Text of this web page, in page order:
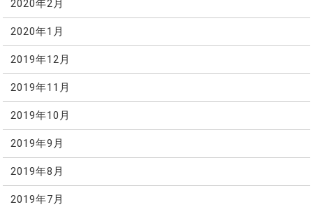
2020年2月
2020年1月
2019年12月
2019年11月
2019年10月
2019年9月
2019年8月
2019年7月